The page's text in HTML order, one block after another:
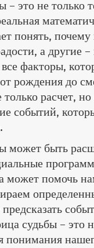
– это не только
понять,
а другие –
факторы,
рождения до
расчет, но
событий,
может быть
может помочь
судьбы – это
понимания